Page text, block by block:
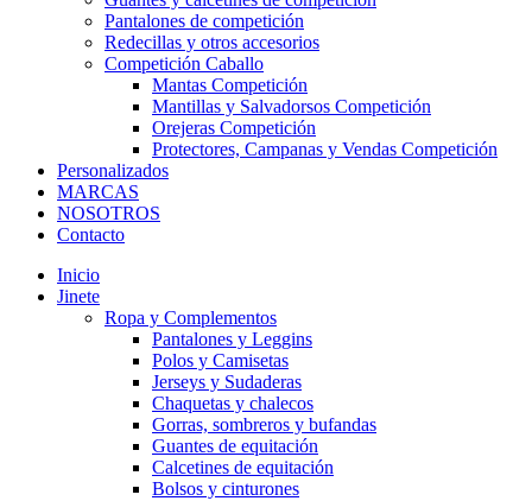
Pantalones de competición
Redecillas y otros accesorios
Competición Caballo
Mantas Competición
Mantillas y Salvadorsos Competición
Orejeras Competición
Protectores, Campanas y Vendas Competición
Personalizados
MARCAS
NOSOTROS
Contacto
Inicio
Jinete
Ropa y Complementos
Pantalones y Leggins
Polos y Camisetas
Jerseys y Sudaderas
Chaquetas y chalecos
Gorras, sombreros y bufandas
Guantes de equitación
Calcetines de equitación
Bolsos y cinturones